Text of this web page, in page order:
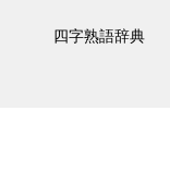
四字熟語辞典